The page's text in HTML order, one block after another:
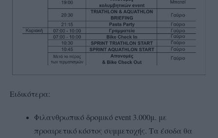
Ειδικότερα:
Φιλανθρωπικό δρομικό event 3.000μ. με
προαιρετικό κόστος συμμετοχής. Τα έσοδα θα